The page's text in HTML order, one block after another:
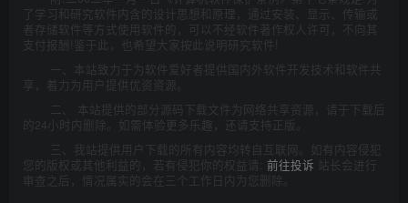
了学习和研究软件内含的设计思想和原理，通过安装、显示、传输或
者存储软件等方式使用软件的，可以不经软件著作权人许可，不向其
支付报酬!鉴于此，也希望大家按此说明研究软件!
一、本站致力于为软件爱好者提供国内外软件开发技术和软件共
享，着力为用户提供优资资源。
二、 本站提供的部分源码下载文件为网络共享资源，请于下载后
的24小时内删除。如需体验更多乐趣，还请支持正版。
三、我站提供用户下载的所有内容均转自互联网。如有内容侵犯
您的版权或其他利益的，若有侵犯你的权益请: 前往投诉 站长会进行
审查之后，情况属实的会在三个工作日内为您删除。